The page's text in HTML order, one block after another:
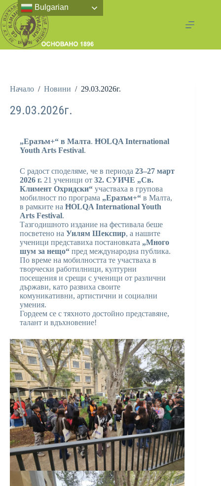
Начало / Новини / 29.03.2026г.
29.03.2026г.
„Еразъм+“ в Малта. ĦOLQA International
Youth Arts Festival.
С радост споделяме, че в периода 23–27 март
2026 г. 21 ученици от 32. СУИЧЕ „Св.
Климент Охридски“ участваха в групова
мобилност по програма „Еразъм+“ в Малта,
в рамките на ĦOLQA International Youth
Arts Festival.
Тазгодишното издание на фестивала беше
посветено на Уилям Шекспир, а нашите
ученици представиха постановката „Много
шум за нещо“ пред международна публика.
По време на мобилността те участваха в
творчески работилници, културни
посещения и срещи с ученици от различни
държави, като развиха своите
комуникативни, артистични и социални
умения.
Гордеем се с тяхното достойно представяне,
талант и вдъхновение!
Bulgarian